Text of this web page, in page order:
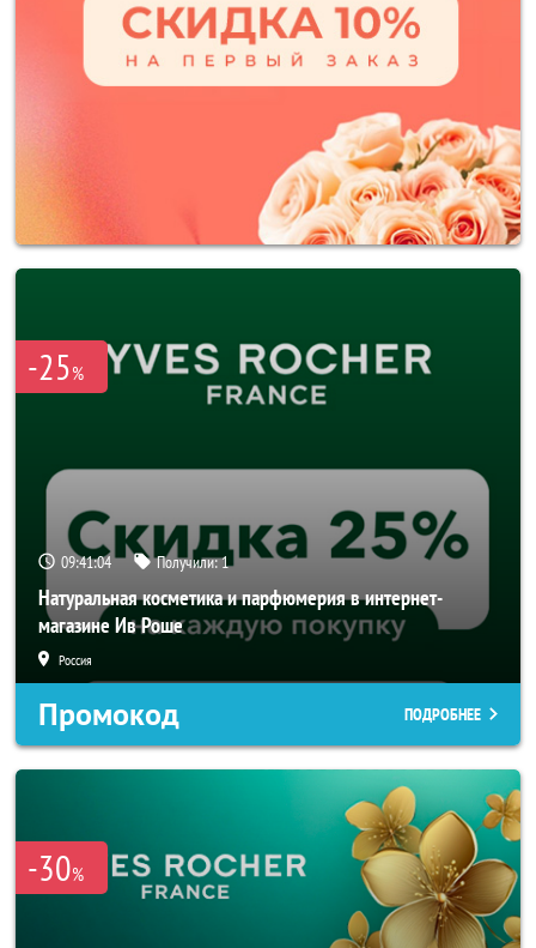
-25%
09:41:04 Получили:1
Натуральная косметика и парфюмерия в интернет-
магазине Ив Роше
Россия
Промокод ПОДРОБНЕЕ
-30%